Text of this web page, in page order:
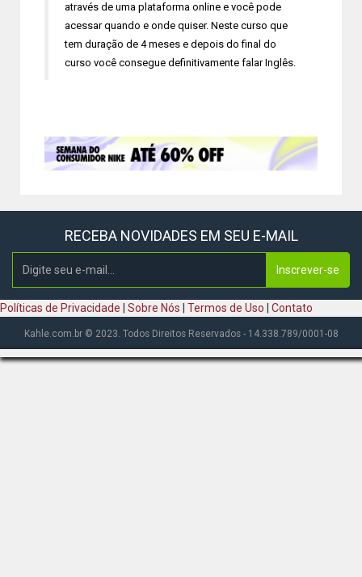
através de uma plataforma online e você pode
acessar quando e onde quiser. Neste curso que
tem duração de 4 meses e depois do final do
curso você consegue definitivamente falar Inglês.
RECEBA NOVIDADES EM SEU E-MAIL
Inscrever-se
Políticas de Privacidade Sobre Nós Termos de Uso Contato
Kahle.com.br © 2023. Todos Direitos Reservados - 14.338.789/0001-08